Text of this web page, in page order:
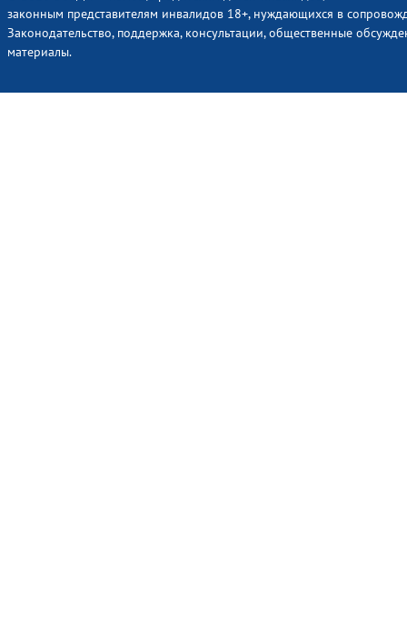
законным представителям инвалидов 18+, нуждающихся в
Законодательство, поддержка, консультации, общественные
материалы.